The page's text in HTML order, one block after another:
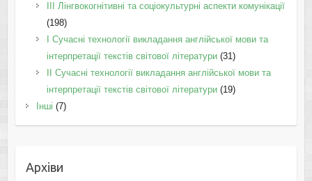
IІI Лінгвокогнітивні та соціокультурні аспекти комунікації
(198)
I Cучасні технології викладання англійської мови та
інтерпретації текстів світової літератури(31)
II Cучасні технології викладання англійської мови та
інтерпретації текстів світової літератури(19)
Інші (7)
Архіви